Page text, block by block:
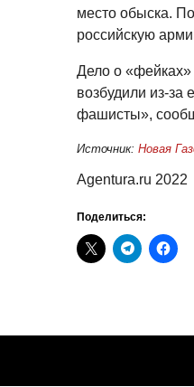
место обыска.
российскую
Дело о
возбудили из-
фашисты»,
Источник: Новая
Agentura.ru 2022
Поделиться: